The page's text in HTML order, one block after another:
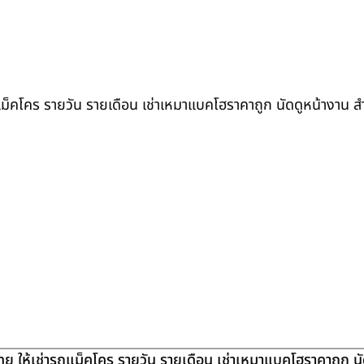
โคร รายวัน รายเดือน เช่าเหมาแบคโฮราคาถูก นัดดูหน้างาน ส